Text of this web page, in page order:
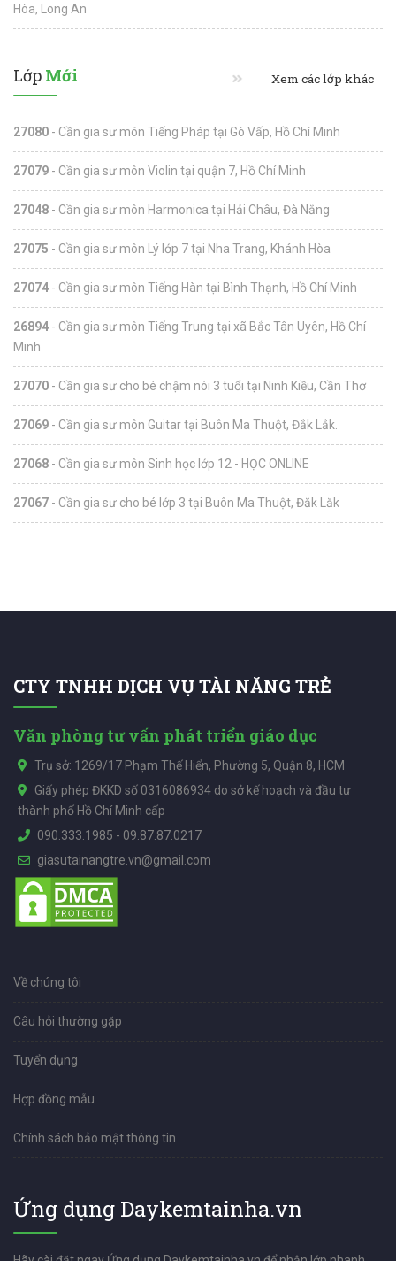
Hòa, Long An
Lớp Mới Xem các lớp khác
27080 - Cần gia sư môn Tiếng Pháp tại Gò Vấp, Hồ Chí Minh
27079 - Cần gia sư môn Violin tại quận 7, Hồ Chí Minh
27048 - Cần gia sư môn Harmonica tại Hải Châu, Đà Nẵng
27075 - Cần gia sư môn Lý lớp 7 tại Nha Trang, Khánh Hòa
27074 - Cần gia sư môn Tiếng Hàn tại Bình Thạnh, Hồ Chí Minh
26894 - Cần gia sư môn Tiếng Trung tại xã Bắc Tân Uyên, Hồ Chí
Minh
27070 - Cần gia sư cho bé chậm nói 3 tuổi tại Ninh Kiều, Cần Thơ
27069 - Cần gia sư môn Guitar tại Buôn Ma Thuột, Đắk Lắk.
27068 - Cần gia sư môn Sinh học lớp 12 - HỌC ONLINE
27067 - Cần gia sư cho bé lớp 3 tại Buôn Ma Thuột, Đăk Lăk
CTY TNHH DỊCH VỤ TÀI NĂNG TRẺ
Văn phòng tư vấn phát triển giáo dục
Trụ sở: 1269/17 Phạm Thế Hiển, Phường 5, Quận 8, HCM
Giấy phép ĐKKD số 0316086934 do sở kế hoạch và đầu tư
thành phố Hồ Chí Minh cấp
090.333.1985 - 09.87.87.0217
giasutainangtre.vn@gmail.com
Về chúng tôi
Câu hỏi thường gặp
Tuyển dụng
Hợp đồng mẫu
Chính sách bảo mật thông tin
Ứng dụng Daykemtainha.vn